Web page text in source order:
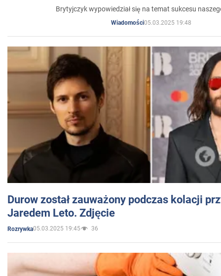
Brytyjczyk wypowiedział się na temat sukcesu
Wiadomości05.03.2025 19:48
Durow został zauważony podczas kolacji
Jaredem Leto. Zdjęcie
Rozrywka05.03.2025 19:45 36